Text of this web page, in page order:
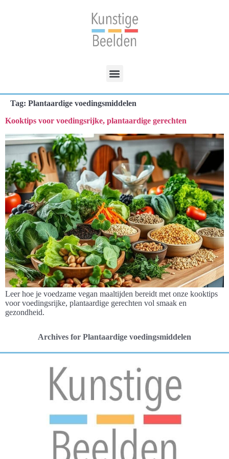
Tag: Plantaardige voedingsmiddelen
Kooktips voor voedingsrijke, plantaardige gerechten
Leer hoe je voedzame vegan maaltijden bereidt met onze kooktips
voor voedingsrijke, plantaardige gerechten vol smaak en
gezondheid.
Archives for Plantaardige voedingsmiddelen